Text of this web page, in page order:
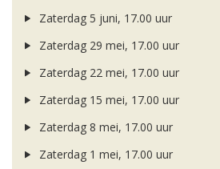
Zaterdag 5 juni, 17.00 uur
Zaterdag 29 mei, 17.00 uur
Zaterdag 22 mei, 17.00 uur
Zaterdag 15 mei, 17.00 uur
Zaterdag 8 mei, 17.00 uur
Zaterdag 1 mei, 17.00 uur